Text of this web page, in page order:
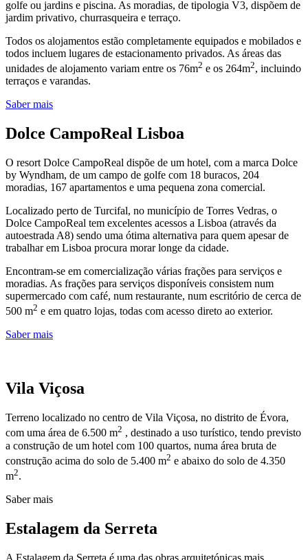
golfe ou jardins e piscina. As moradias, de tipologia V3, dispõem de
jardim privativo, churrasqueira e terraço.
Todos os alojamentos estão completamente equipados e mobilados e
todos incluem lugares de estacionamento privados. As áreas das
unidades de alojamento variam entre os 76m2 e os 264m2, incluindo
terraços e varandas.
Saber mais
Dolce CampoReal Lisboa
O resort Dolce CampoReal dispõe de um hotel, com a marca Dolce
by Wyndham, de um campo de golfe com 18 buracos, 204
moradias, 167 apartamentos e uma pequena zona comercial.
Localizado perto de Turcifal, no município de Torres Vedras, o
Dolce CampoReal tem excelentes acessos a Lisboa (através da
autoestrada A8) sendo uma ótima alternativa para quem apesar de
trabalhar em Lisboa procura morar longe da cidade.
Encontram-se em comercialização várias frações para serviços e
moradias. As frações para serviços disponíveis consistem num
supermercado com café, num restaurante, num escritório de cerca de
500 m2 e em quatro lojas, todas com acesso direto ao exterior.
Saber mais
Vila Viçosa
Terreno localizado no centro de Vila Viçosa, no distrito de Évora,
com uma área de 6.500 m2 , destinado a uso turístico, tendo previsto
a construção de um hotel com 100 quartos, numa área bruta de
construção acima do solo de 5.400 m2 e abaixo do solo de 4.350
m2.
Saber mais
Estalagem da Serreta
A Estalagem da Serreta é uma das obras arquitetónicas mais